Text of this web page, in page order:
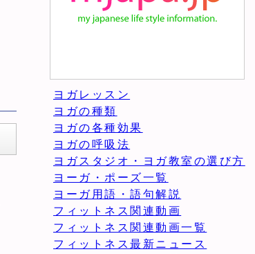
ヨガレッスン
ヨガの種類
ヨガの各種効果
ヨガの呼吸法
ヨガスタジオ・ヨガ教室の選び方
ヨーガ・ポーズ一覧
ヨーガ用語・語句解説
フィットネス関連動画
フィットネス関連動画一覧
フィットネス最新ニュース